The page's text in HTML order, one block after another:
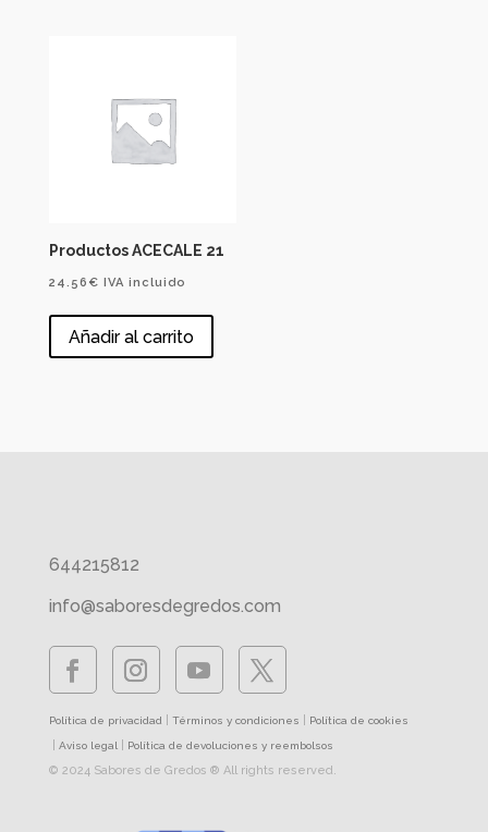
Productos ACECALE 21
24.56 € IVA incluido
Añadir al carrito
644215812
info@saboresdegredos.com
Política de privacidad Términos y condiciones Política de cookies
Aviso legal Política de devoluciones y reembolsos
© 2024 Sabores de Gredos ® All rights reserved.